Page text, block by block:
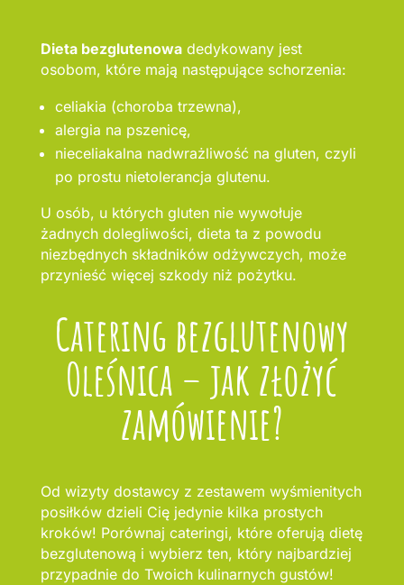
Dieta bezglutenowadedykowany jest
osobom, które mają następujące schorzenia:
celiakia (choroba trzewna),
alergia na pszenicę,
nieceliakalna nadwrażliwość na gluten, czyli
po prostu nietolerancja glutenu.
U osób, u których gluten nie wywołuje
żadnych dolegliwości, dieta ta z powodu
niezbędnych składników odżywczych, może
przynieść więcej szkody niż pożytku.
Catering bezglutenowy
Oleśnica – jak złożyć
zamówienie?
Od wizyty dostawcy z zestawem wyśmienitych
posiłków dzieli Cię jedynie kilka prostych
kroków! Porównaj cateringi, które oferują dietę
bezglutenową i wybierz ten, który najbardziej
przypadnie do Twoich kulinarnych gustów!